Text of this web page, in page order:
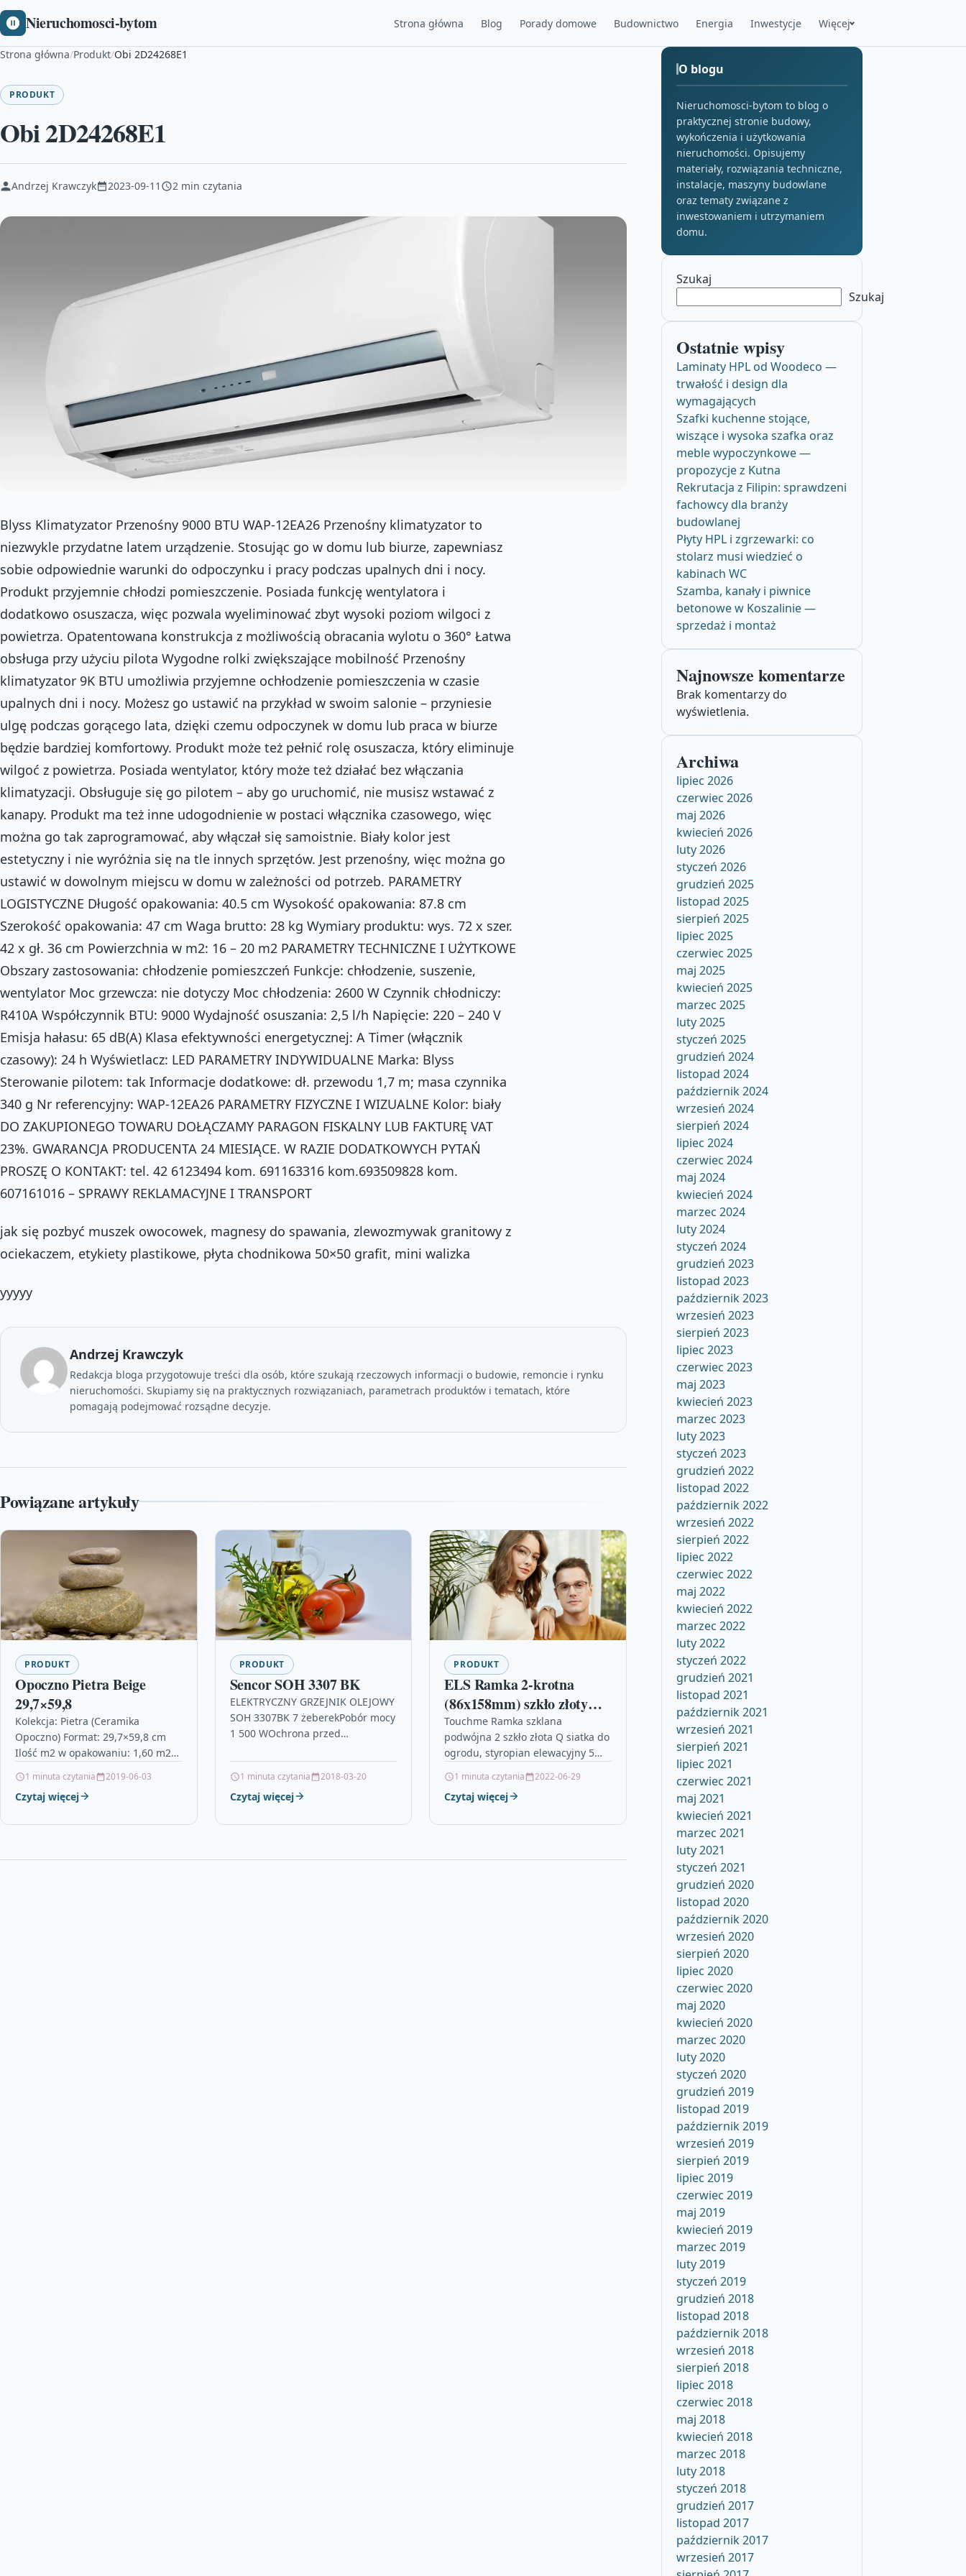
Nieruchomosci-bytom Strona główna Blog Porady domowe Budownictwo Energia Inwestycje Więcej
Strona główna/Produkt/Obi 2D24268E1
PRODUKT
Obi 2D24268E1
Andrzej Krawczyk 2023-09-11 2 min czytania
Blyss Klimatyzator Przenośny 9000 BTU WAP-12EA26 Przenośny klimatyzator to
niezwykle przydatne latem urządzenie. Stosując go w domu lub biurze, zapewniasz
sobie odpowiednie warunki do odpoczynku i pracy podczas upalnych dni i nocy.
Produkt przyjemnie chłodzi pomieszczenie. Posiada funkcję wentylatora i
dodatkowo osuszacza, więc pozwala wyeliminować zbyt wysoki poziom wilgoci z
powietrza. Opatentowana konstrukcja z możliwością obracania wylotu o 360° Łatwa
obsługa przy użyciu pilota Wygodne rolki zwiększające mobilność Przenośny
klimatyzator 9K BTU umożliwia przyjemne ochłodzenie pomieszczenia w czasie
upalnych dni i nocy. Możesz go ustawić na przykład w swoim salonie – przyniesie
ulgę podczas gorącego lata, dzięki czemu odpoczynek w domu lub praca w biurze
będzie bardziej komfortowy. Produkt może też pełnić rolę osuszacza, który eliminuje
wilgoć z powietrza. Posiada wentylator, który może też działać bez włączania
klimatyzacji. Obsługuje się go pilotem – aby go uruchomić, nie musisz wstawać z
kanapy. Produkt ma też inne udogodnienie w postaci włącznika czasowego, więc
można go tak zaprogramować, aby włączał się samoistnie. Biały kolor jest
estetyczny i nie wyróżnia się na tle innych sprzętów. Jest przenośny, więc można go
ustawić w dowolnym miejscu w domu w zależności od potrzeb. PARAMETRY
LOGISTYCZNE Długość opakowania: 40.5 cm Wysokość opakowania: 87.8 cm
Szerokość opakowania: 47 cm Waga brutto: 28 kg Wymiary produktu: wys. 72 x szer.
42 x gł. 36 cm Powierzchnia w m2: 16 – 20 m2 PARAMETRY TECHNICZNE I UŻYTKOWE
Obszary zastosowania: chłodzenie pomieszczeń Funkcje: chłodzenie, suszenie,
wentylator Moc grzewcza: nie dotyczy Moc chłodzenia: 2600 W Czynnik chłodniczy:
R410A Współczynnik BTU: 9000 Wydajność osuszania: 2,5 l/h Napięcie: 220 – 240 V
Emisja hałasu: 65 dB(A) Klasa efektywności energetycznej: A Timer (włącznik
czasowy): 24 h Wyświetlacz: LED PARAMETRY INDYWIDUALNE Marka: Blyss
Sterowanie pilotem: tak Informacje dodatkowe: dł. przewodu 1,7 m; masa czynnika
340 g Nr referencyjny: WAP-12EA26 PARAMETRY FIZYCZNE I WIZUALNE Kolor: biały
DO ZAKUPIONEGO TOWARU DOŁĄCZAMY PARAGON FISKALNY LUB FAKTURĘ VAT
23%. GWARANCJA PRODUCENTA 24 MIESIĄCE. W RAZIE DODATKOWYCH PYTAŃ
PROSZĘ O KONTAKT: tel. 42 6123494 kom. 691163316 kom.693509828 kom.
607161016 – SPRAWY REKLAMACYJNE I TRANSPORT
jak się pozbyć muszek owocowek, magnesy do spawania, zlewozmywak granitowy z
ociekaczem, etykiety plastikowe, płyta chodnikowa 50×50 grafit, mini walizka
yyyyy
Andrzej Krawczyk
Redakcja bloga przygotowuje treści dla osób, które szukają rzeczowych informacji o budowie, remoncie i rynku
nieruchomości. Skupiamy się na praktycznych rozwiązaniach, parametrach produktów i tematach, które
pomagają podejmować rozsądne decyzje.
Powiązane artykuły
PRODUKT
Opoczno Pietra Beige
29,7×59,8
Kolekcja: Pietra (Ceramika
Opoczno) Format: 29,7×59,8 cm
Ilość m2 w opakowaniu: 1,60 m2
Gatunek: 1 / Pierwszy Gwarancja:
…
1 minuta czytania 2019-06-03
Czytaj więcej
PRODUKT
Sencor SOH 3307 BK
ELEKTRYCZNY GRZEJNIK OLEJOWY
SOH 3307BK 7 żeberekPobór mocy
1 500 WOchrona przed
CECHY SOH 3307BK Funkcja
bezpieczeństwa automatycznego
wyłączenia w razie przegrzania
1 minuta czytania 2018-03-20
Czytaj więcej
PRODUKT
ELS Ramka 2-krotna
(86x158mm) szkło złoty
TM716G
Touchme Ramka szklana
podwójna 2 szkło złota Q siatka do
ogrodu, styropian elewacyjny 5
teleskopowe nożyce do żywopłotu,
przewód…
1 minuta czytania 2022-06-29
Czytaj więcej
O blogu
Nieruchomosci-bytom to blog o
praktycznej stronie budowy,
wykończenia i użytkowania
nieruchomości. Opisujemy
materiały, rozwiązania techniczne,
instalacje, maszyny budowlane
oraz tematy związane z
inwestowaniem i utrzymaniem
domu.
Szukaj
Szukaj
Ostatnie wpisy
Laminaty HPL od Woodeco —
trwałość i design dla
wymagających
Szafki kuchenne stojące,
wiszące i wysoka szafka oraz
meble wypoczynkowe —
propozycje z Kutna
Rekrutacja z Filipin: sprawdzeni
fachowcy dla branży
budowlanej
Płyty HPL i zgrzewarki: co
stolarz musi wiedzieć o
kabinach WC
Szamba, kanały i piwnice
betonowe w Koszalinie —
sprzedaż i montaż
Najnowsze komentarze
Brak komentarzy do
wyświetlenia.
Archiwa
lipiec 2026
czerwiec 2026
maj 2026
kwiecień 2026
luty 2026
styczeń 2026
grudzień 2025
listopad 2025
sierpień 2025
lipiec 2025
czerwiec 2025
maj 2025
kwiecień 2025
marzec 2025
luty 2025
styczeń 2025
grudzień 2024
listopad 2024
październik 2024
wrzesień 2024
sierpień 2024
lipiec 2024
czerwiec 2024
maj 2024
kwiecień 2024
marzec 2024
luty 2024
styczeń 2024
grudzień 2023
listopad 2023
październik 2023
wrzesień 2023
sierpień 2023
lipiec 2023
czerwiec 2023
maj 2023
kwiecień 2023
marzec 2023
luty 2023
styczeń 2023
grudzień 2022
listopad 2022
październik 2022
wrzesień 2022
sierpień 2022
lipiec 2022
czerwiec 2022
maj 2022
kwiecień 2022
marzec 2022
luty 2022
styczeń 2022
grudzień 2021
listopad 2021
październik 2021
wrzesień 2021
sierpień 2021
lipiec 2021
czerwiec 2021
maj 2021
kwiecień 2021
marzec 2021
luty 2021
styczeń 2021
grudzień 2020
listopad 2020
październik 2020
wrzesień 2020
sierpień 2020
lipiec 2020
czerwiec 2020
maj 2020
kwiecień 2020
marzec 2020
luty 2020
styczeń 2020
grudzień 2019
listopad 2019
październik 2019
wrzesień 2019
sierpień 2019
lipiec 2019
czerwiec 2019
maj 2019
kwiecień 2019
marzec 2019
luty 2019
styczeń 2019
grudzień 2018
listopad 2018
październik 2018
wrzesień 2018
sierpień 2018
lipiec 2018
czerwiec 2018
maj 2018
kwiecień 2018
marzec 2018
luty 2018
styczeń 2018
grudzień 2017
listopad 2017
październik 2017
wrzesień 2017